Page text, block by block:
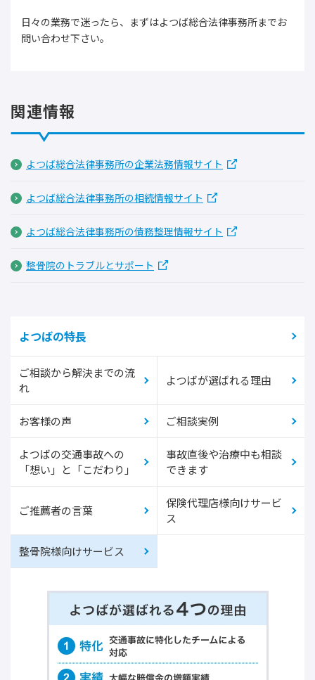
日々の業務で迷ったら、まずはよつば総合法律事務所までお
問い合わせ下さい。
関連情報
よつば総合法律事務所の企業法務情報サイト
よつば総合法律事務所の相続情報サイト
よつば総合法律事務所の債務整理情報サイト
整骨院のトラブルとサポート
よつばの特長
ご相談から解決までの流
れ
よつばが選ばれる理由
お客様の声 ご相談実例
よつばの交通事故への
「想い」と「こだわり」
事故直後や治療中も相談
できます
ご推薦者の言葉
保険代理店様向けサービ
ス
整骨院様向けサービス